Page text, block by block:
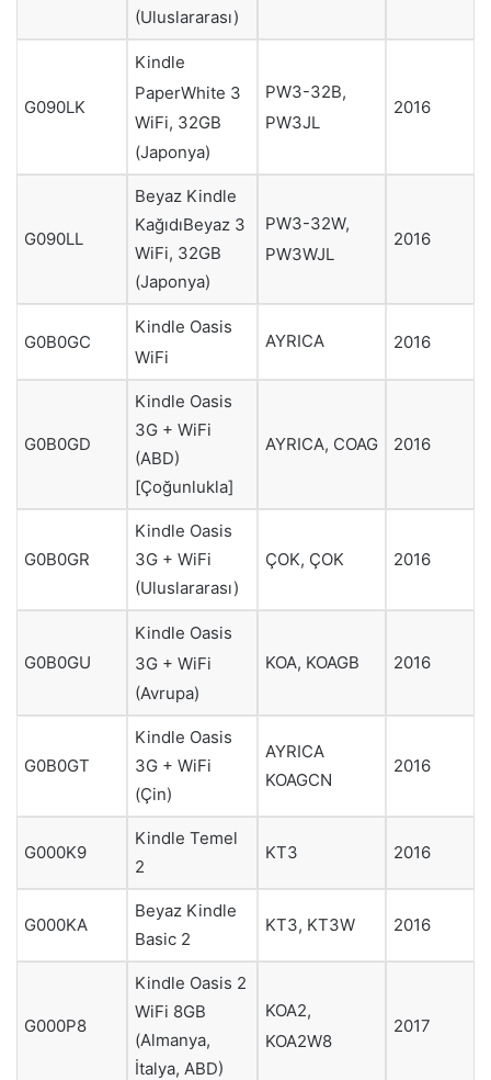
(Uluslararası)
G090LK
Kindle
PaperWhite 3
WiFi, 32GB
(Japonya)
PW3-32B,
PW3JL
2016
G090LL
Beyaz Kindle
KağıdıBeyaz 3
WiFi, 32GB
(Japonya)
PW3-32W,
PW3WJL
2016
G0B0GC
Kindle Oasis
WiFi
AYRICA 2016
G0B0GD
Kindle Oasis
3G + WiFi
(ABD)
[Çoğunlukla]
AYRICA, COAG 2016
G0B0GR
Kindle Oasis
3G + WiFi
(Uluslararası)
ÇOK, ÇOK 2016
G0B0GU
Kindle Oasis
3G + WiFi
(Avrupa)
KOA, KOAGB 2016
G0B0GT
Kindle Oasis
3G + WiFi
(Çin)
AYRICA
KOAGCN
2016
G000K9
Kindle Temel
2
KT3 2016
G000KA
Beyaz Kindle
Basic 2
KT3, KT3W 2016
G000P8
Kindle Oasis 2
WiFi 8GB
(Almanya,
İtalya, ABD)
KOA2,
KOA2W8
2017